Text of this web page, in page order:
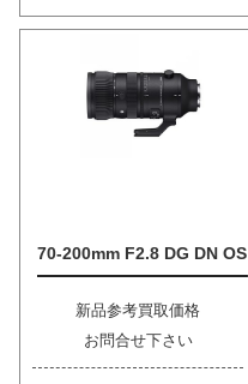
70-200mm F2.8 DG DN OS
新品参考買取価格
お問合せ下さい